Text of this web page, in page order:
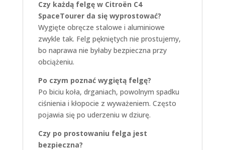
Czy każdą felgę w Citroën C4
SpaceTourer da się wyprostować?
Wygięte obręcze stalowe i aluminiowe
zwykle tak. Felg pękniętych nie prostujemy,
bo naprawa nie byłaby bezpieczna przy
obciążeniu.
Po czym poznać wygiętą felgę?
Po biciu koła, drganiach, powolnym spadku
ciśnienia i kłopocie z wyważeniem. Często
pojawia się po uderzeniu w dziurę.
Czy po prostowaniu felga jest
bezpieczna?